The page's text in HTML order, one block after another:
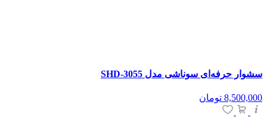
سشوار حرفه‌ای سوناشی مدل SHD-3055
8,500,000 تومان